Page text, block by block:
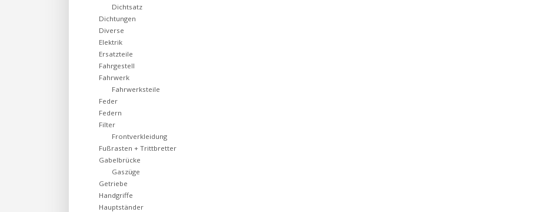
Dichtsatz
Dichtungen
Diverse
Elektrik
Ersatzteile
Fahrgestell
Fahrwerk
Fahrwerksteile
Feder
Federn
Filter
Frontverkleidung
Fußrasten + Trittbretter
Gabelbrücke
Gaszüge
Getriebe
Handgriffe
Hauptständer